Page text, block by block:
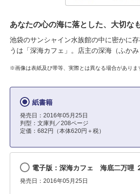
あなたの心の海に落とした、大切な
池袋のサンシャイン水族館の中に密かに
うは「深海カフェ」。店主の深海（ふかみ
※画像は表紙及び帯等、実際とは異なる場合がありま
紙書籍
発売日：2016年05月25日
判型：文庫判／208ページ
定価：682円（本体620円＋税）
電子版：深海カフェ 海底二万哩
発売日：2016年05月25日